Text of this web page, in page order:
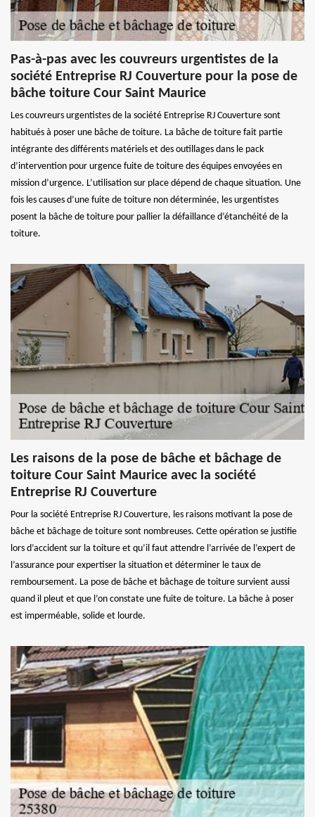
Pas-à-pas avec les couvreurs urgentistes de la
société Entreprise RJ Couverture pour la pose de
bâche toiture Cour Saint Maurice
Les couvreurs urgentistes de la société Entreprise RJ Couverture sont
habitués à poser une bâche de toiture. La bâche de toiture fait partie
intégrante des différents matériels et des outillages dans le pack
d’intervention pour urgence fuite de toiture des équipes envoyées en
mission d’urgence. L’utilisation sur place dépend de chaque situation. Une
fois les causes d’une fuite de toiture non déterminée, les urgentistes
posent la bâche de toiture pour pallier la défaillance d’étanchéité de la
toiture.
Les raisons de la pose de bâche et bâchage de
toiture Cour Saint Maurice avec la société
Entreprise RJ Couverture
Pour la société Entreprise RJ Couverture, les raisons motivant la pose de
bâche et bâchage de toiture sont nombreuses. Cette opération se justifie
lors d’accident sur la toiture et qu’il faut attendre l’arrivée de l’expert de
l’assurance pour expertiser la situation et déterminer le taux de
remboursement. La pose de bâche et bâchage de toiture survient aussi
quand il pleut et que l’on constate une fuite de toiture. La bâche à poser
est imperméable, solide et lourde.